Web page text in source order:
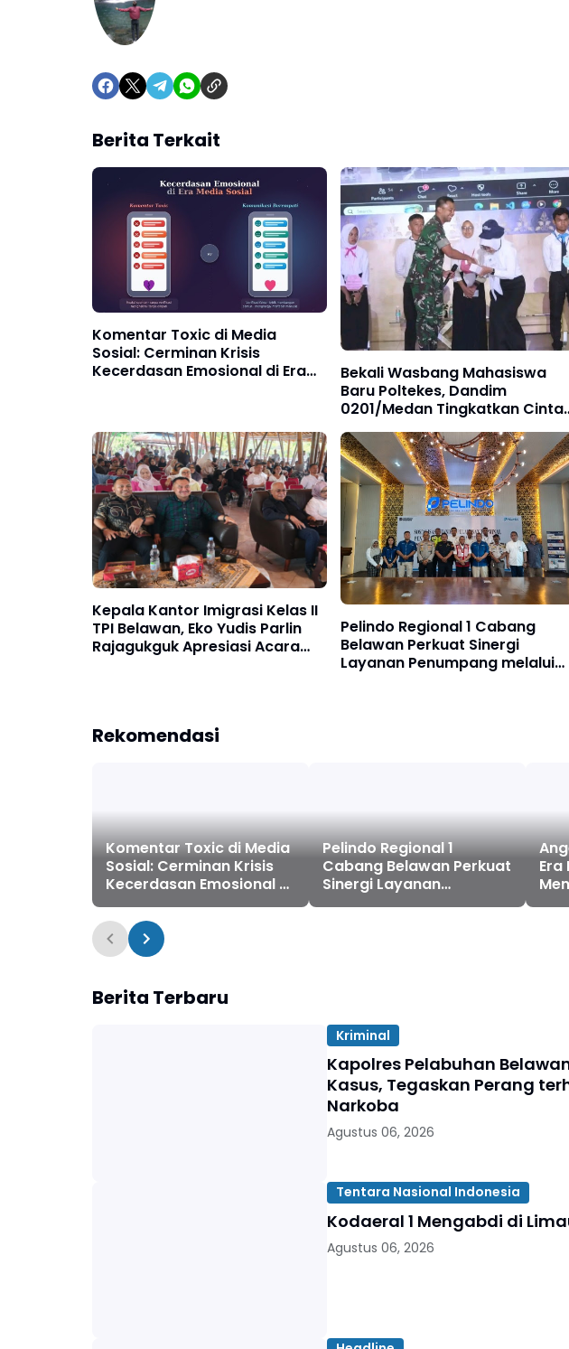
Berita Terkait
Komentar Toxic di Media
Sosial: Cerminan Krisis
Kecerdasan Emosional di Era
Bekali Wasbang Mahasiswa
Baru Poltekes, Dandim
0201/Medan Tingkatkan Cinta
Tanah Air Generasi
Kepala Kantor Imigrasi Kelas II
TPI Belawan, Eko Yudis Parlin
Rajagukguk Apresiasi Acara
Pelindo Regional 1 Cabang
Belawan Perkuat Sinergi
Layanan Penumpang melalui
Rekomendasi
Komentar Toxic di Media
Sosial: Cerminan Krisis
Kecerdasan Emosional di
Era Digital
Pelindo Regional 1
Cabang Belawan Perkuat
Sinergi Layanan
Penumpang melalui
Era
Kriminal
Kapolres Pelabuhan
Agustus 06, 2026
Tentara Nasional Indonesia